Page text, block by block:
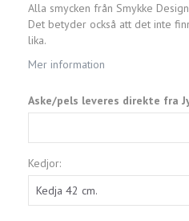
Alla smycken från Smykke
Det betyder också att det inte
lika.
Mer information
Aske/pels leveres direkte fra
Kedjor: